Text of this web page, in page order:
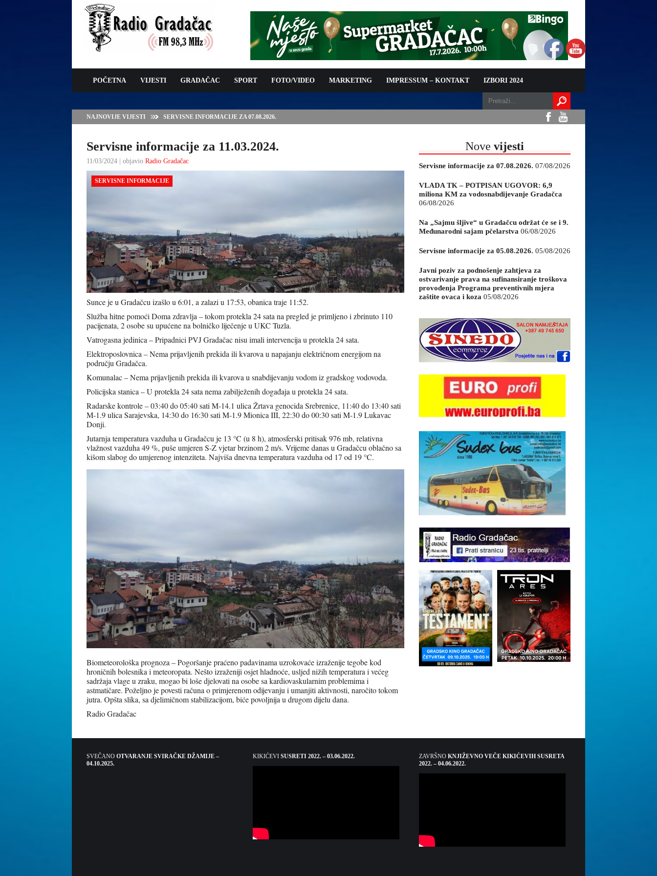
POČETNA VIJESTI GRADAČAC SPORT FOTO/VIDEO MARKETING IMPRESSUM – KONTAKT IZBORI 2024
NAJNOVIJE VIJESTI
VLADA TK – POTPISAN UGOVOR: 6,9 MILIONA KM ZA VODOSNABDIJEVANJE
GRADAČCA
Servisne informacije za 11.03.2024.
11/03/2024 | objavio Radio Gradačac
SERVISNE INFORMACIJE
Sunce je u Gradačcu izašlo u 6:01, a zalazi u 17:53, obanica traje 11:52.
Služba hitne pomoći Doma zdravlja – tokom protekla 24 sata na pregled je primljeno i zbrinuto 110
pacijenata, 2 osobe su upućene na bolničko liječenje u UKC Tuzla.
Vatrogasna jedinica – Pripadnici PVJ Gradačac nisu imali intervencija u protekla 24 sata.
Elektroposlovnica – Nema prijavljenih prekida ili kvarova u napajanju električnom energijom na
području Gradačca.
Komunalac – Nema prijavljenih prekida ili kvarova u snabdijevanju vodom iz gradskog vodovoda.
Policijska stanica – U protekla 24 sata nema zabilježenih događaja u protekla 24 sata.
Radarske kontrole – 03:40 do 05:40 sati M-14.1 ulica Žrtava genocida Srebrenice, 11:40 do 13:40 sati
M-1.9 ulica Sarajevska, 14:30 do 16:30 sati M-1.9 Mionica III, 22:30 do 00:30 sati M-1.9 Lukavac
Donji.
Jutarnja temperatura vazduha u Gradačcu je 13 °C (u 8 h), atmosferski pritisak 976 mb, relativna
vlažnost vazduha 49 %, puše umjeren S-Z vjetar brzinom 2 m/s. Vrijeme danas u Gradačcu oblačno sa
kišom slabog do umjerenog intenziteta. Najviša dnevna temperatura vazduha od 17 od 19 °C.
Biometeorološka prognoza – Pogoršanje praćeno padavinama uzrokovaće izraženije tegobe kod
hroničnih bolesnika i meteoropata. Nešto izraženiji osjet hladnoće, usljed nižih temperatura i većeg
sadržaja vlage u zraku, mogao bi loše djelovati na osobe sa kardiovaskularnim problemima i
astmatičare. Poželjno je povesti računa o primjerenom odijevanju i umanjiti aktivnosti, naročito tokom
jutra. Opšta slika, sa djelimičnom stabilizacijom, biće povoljnija u drugom dijelu dana.
Radio Gradačac
Nove vijesti
Servisne informacije za 07.08.2026. 07/08/2026
VLADA TK – POTPISAN UGOVOR: 6,9
miliona KM za vodosnabdijevanje Gradačca
06/08/2026
Na „Sajmu šljive“ u Gradačcu održat će se i 9.
Međunarodni sajam pčelarstva 06/08/2026
Servisne informacije za 05.08.2026. 05/08/2026
Javni poziv za podnošenje zahtjeva za
ostvarivanje prava na sufinansiranje troškova
provođenja Programa preventivnih mjera
zaštite ovaca i koza 05/08/2026
SVEČANO OTVARANJE SVIRAČKE DŽAMIJE –
04.10.2025.
KIKIĆEVI SUSRETI 2022. – 03.06.2022. ZAVRŠNO KNJIŽEVNO VEČE KIKIĆEVIH SUSRETA
2022. – 04.06.2022.